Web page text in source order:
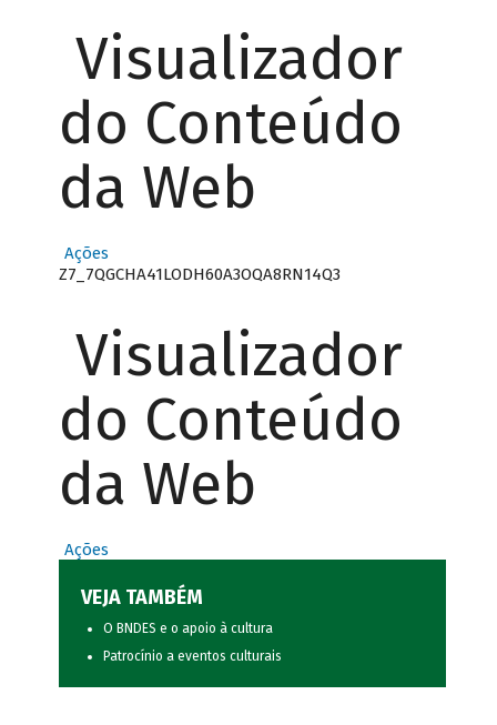
Visualizador
do Conteúdo
da Web
Ações
Z7_7QGCHA41LODH60A3OQA8RN14Q3
Visualizador
do Conteúdo
da Web
Ações
VEJA TAMBÉM
O BNDES e o apoio à cultura
Patrocínio a eventos culturais